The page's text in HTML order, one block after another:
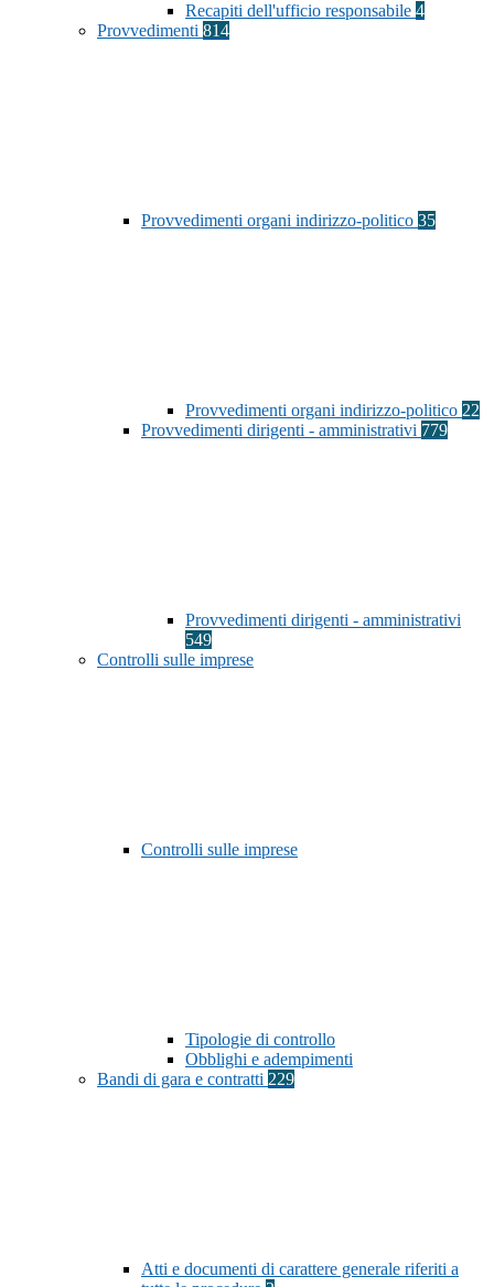
Recapiti dell'ufficio responsabile 4
Provvedimenti 814
Provvedimenti organi indirizzo-politico 35
Provvedimenti organi indirizzo-politico 22
Provvedimenti dirigenti - amministrativi 779
Provvedimenti dirigenti - amministrativi
549
Controlli sulle imprese
Controlli sulle imprese
Tipologie di controllo
Obblighi e adempimenti
Bandi di gara e contratti 229
Atti e documenti di carattere generale riferiti a